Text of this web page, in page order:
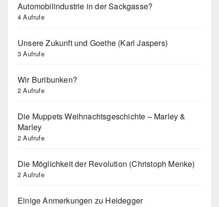
Automobilindustrie in der Sackgasse?
4 Aufrufe
Unsere Zukunft und Goethe (Karl Jaspers)
3 Aufrufe
Wir Buribunken?
2 Aufrufe
Die Muppets Weihnachtsgeschichte – Marley &
Marley
2 Aufrufe
Die Möglichkeit der Revolution (Christoph Menke)
2 Aufrufe
Einige Anmerkungen zu Heidegger